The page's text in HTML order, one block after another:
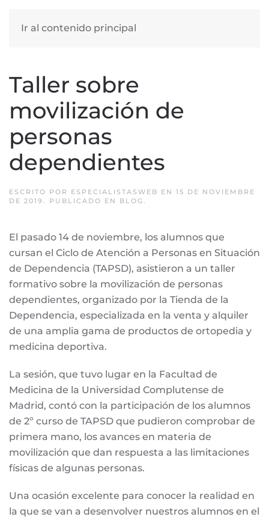
Ir al contenido principal
Taller sobre
movilización de
personas
dependientes
ESCRITO POR ESPECIALISTASWEB EN 15 DE NOVIEMBRE
DE 2019 . PUBLICADO EN BLOG.
El pasado 14 de noviembre, los alumnos que
cursan el Ciclo de Atención a Personas en Situación
de Dependencia (TAPSD), asistieron a un taller
formativo sobre la movilización de personas
dependientes, organizado por la Tienda de la
Dependencia, especializada en la venta y alquiler
de una amplia gama de productos de ortopedia y
medicina deportiva.
La sesión, que tuvo lugar en la Facultad de
Medicina de la Universidad Complutense de
Madrid, contó con la participación de los alumnos
de 2º curso de TAPSD que pudieron comprobar de
primera mano, los avances en materia de
movilización que dan respuesta a las limitaciones
físicas de algunas personas.
Una ocasión excelente para conocer la realidad en
la que se van a desenvolver nuestros alumnos en el